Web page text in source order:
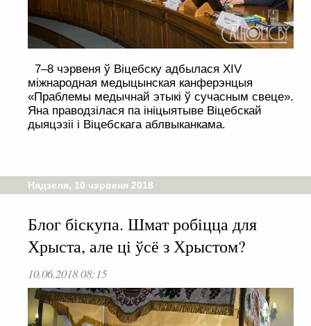
7–8 чэрвеня ў Віцебску адбылася XIV
міжнародная медыцынская канферэнцыя
«Праблемы медычнай этыкі ў сучасным свеце».
Яна праводзілася па ініцыятыве Віцебскай
дыяцэзіі і Віцебскага аблвыканкама.
Нядзеля, 10 чэрвеня 2018
Блог біскупа. Шмат робіцца для
Хрыста, але ці ўсё з Хрыстом?
10.06.2018 08:15